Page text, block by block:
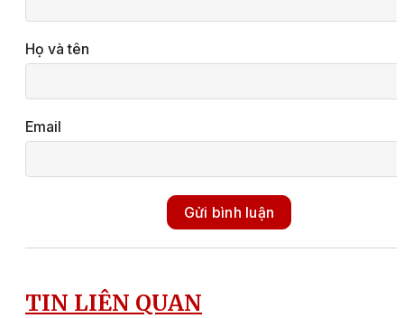
Họ và tên
Email
Gửi bình luận
TIN LIÊN QUAN